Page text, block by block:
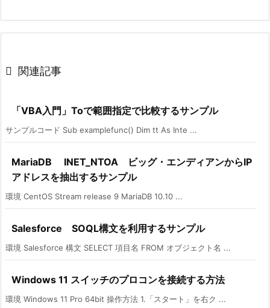
 関連記事
「VBA入門」Toで範囲指定で比較するサンプル
サンプルコード Sub examplefunc() Dim tt As Inte ...
MariaDB INET_NTOA ビッグ・エンディアンからIP
アドレスを抽出するサンプル
環境 CentOS Stream release 9 MariaDB 10.10 ...
Salesforce SOQL構文を利用するサンプル
環境 Salesforce 構文 SELECT 項目名 FROM オブジェクト名 ...
Windows 11 スイッチのプロコンを接続する方法
環境 Windows 11 Pro 64bit 操作方法 1.「スタート」を右ク ...